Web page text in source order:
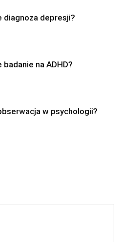
diagnoza depresji?
na ADHD?
w psychologii?